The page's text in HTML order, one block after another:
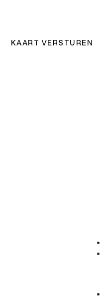
KAART VERSTUREN